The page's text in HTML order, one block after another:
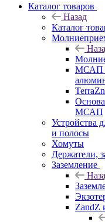
Каталог товаров
Назад
Каталог
МСАП
МСАП
Устройства
и полосы
Хомуты
Держатели,
Заземление
ZandZ